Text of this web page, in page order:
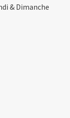
& Dimanche